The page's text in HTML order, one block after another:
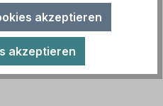
akzeptieren
akzeptieren